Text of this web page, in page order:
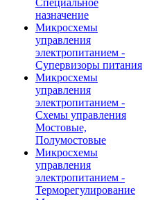
Специальное
назначение
Микросхемы
управления
электропитанием -
Супервизоры питания
Микросхемы
управления
электропитанием -
Схемы управления
Мостовые,
Полумостовые
Микросхемы
управления
электропитанием -
Терморегулирование